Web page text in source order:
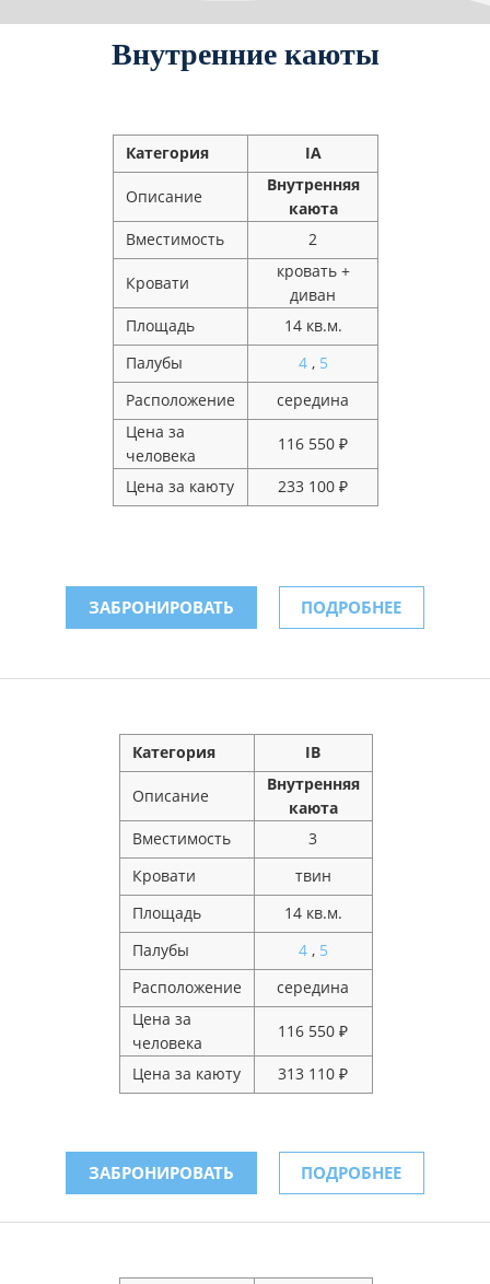
Внутренние каюты
Категория IA
Описание
Внутренняя
каюта
Вместимость
2
Кровати
кровать +
диван
Площадь
14 кв.м.
Палубы
4 , 5
Расположение
середина
Цена за
человека
116 550 ₽
Цена за каюту 233 100 ₽
ЗАБРОНИРОВАТЬ ПОДРОБНЕЕ
Категория IB
Описание
Внутренняя
каюта
Вместимость
3
Кровати
твин
Площадь
14 кв.м.
Палубы
4, 5
Расположение
середина
Цена за
человека
116 550 ₽
Цена за каюту 313 110 ₽
ЗАБРОНИРОВАТЬ ПОДРОБНЕЕ